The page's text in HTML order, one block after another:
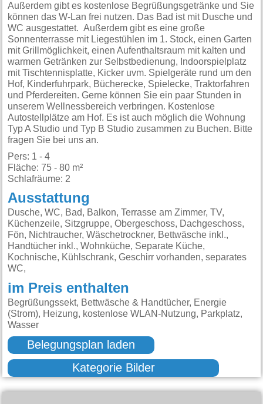
Außerdem gibt es kostenlose Begrüßungsgetränke und Sie
können das W-Lan frei nutzen. Das Bad ist mit Dusche und
WC ausgestattet. Außerdem gibt es eine große
Sonnenterrasse mit Liegestühlen im 1. Stock, einen Garten
mit Grillmöglichkeit, einen Aufenthaltsraum mit kalten und
warmen Getränken zur Selbstbedienung, Indoorspielplatz
mit Tischtennisplatte, Kicker uvm. Spielgeräte rund um den
Hof, Kinderfuhrpark, Bücherecke, Spielecke, Traktorfahren
und Pferdereiten. Gerne können Sie ein paar Stunden in
unserem Wellnessbereich verbringen. Kostenlose
Autostellplätze am Hof. Es ist auch möglich die Wohnung
Typ A Studio und Typ B Studio zusammen zu Buchen. Bitte
fragen Sie bei uns an.
Pers: 1 - 4
Fläche: 75 - 80 m²
Schlafräume: 2
Ausstattung
Dusche, WC, Bad, Balkon, Terrasse am Zimmer, TV,
Küchenzeile, Sitzgruppe, Obergeschoss, Dachgeschoss,
Fön, Nichtraucher, Wäschetrockner, Bettwäsche inkl.,
Handtücher inkl., Wohnküche, Separate Küche,
Kochnische, Kühlschrank, Geschirr vorhanden, separates
WC,
im Preis enthalten
Begrüßungssekt, Bettwäsche & Handtücher, Energie
(Strom), Heizung, kostenlose WLAN-Nutzung, Parkplatz,
Wasser
Belegungsplan laden
Kategorie Bilder